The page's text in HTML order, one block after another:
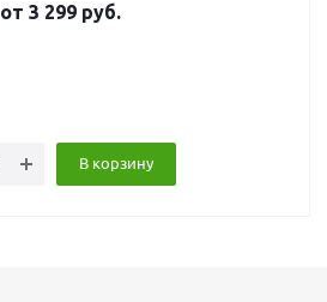
от 3 299руб.
В корзину